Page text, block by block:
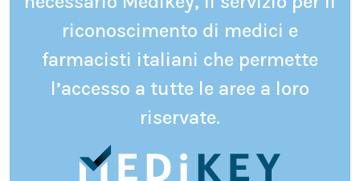
riconoscimento di medici e
farmacisti italiani che permette
l’accesso a tutte le aree a loro
riservate.